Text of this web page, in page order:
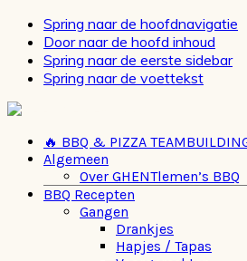
Spring naar de hoofdnavigatie
Door naar de hoofd inhoud
Spring naar de eerste sidebar
Spring naar de voettekst
🔥 BBQ & PIZZA
Algemeen
Over GHENTlemen’s BBQ
BBQ Recepten
Gangen
Drankjes
Hapjes / Tapas